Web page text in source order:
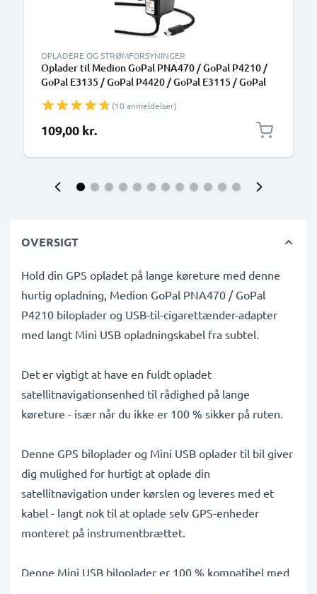
OPLADERE OG STRØMFORSYNINGER
Oplader til Medion GoPal PNA470 / GoPal P4210 /
GoPal E3135 / GoPal P4420 / GoPal E3115 / GoPal
opladningskabel 1.1m(10 anmeldelser)
109,00 kr.
OVERSIGT
Hold din GPS opladet på lange køreture med denne
hurtig opladning, Medion GoPal PNA470 / GoPal
P4210 biloplader og USB-til-cigarettænder-adapter
med langt Mini USB opladningskabel fra subtel.
Det er vigtigt at have en fuldt opladet
satellitnavigationsenhed til rådighed på lange
køreture - især når du ikke er 100 % sikker på ruten.
Denne GPS biloplader og Mini USB oplader til bil giver
dig mulighed for hurtigt at oplade din
satellitnavigation under kørslen og leveres med et
kabel - langt nok til at oplade selv GPS-enheder
monteret på instrumentbrættet.
Denne Mini USB biloplader er 100 % kompatibel med